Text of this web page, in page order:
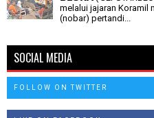
melalui jajaran Koramil
(nobar) pertandi...
SOCIAL MEDIA
FOLLOW ON TWITTER